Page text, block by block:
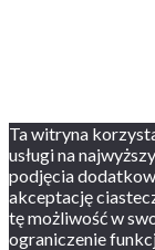
Ta witryna
usługi na
podjęcia
akceptację
tę możliwość w
ograniczenie